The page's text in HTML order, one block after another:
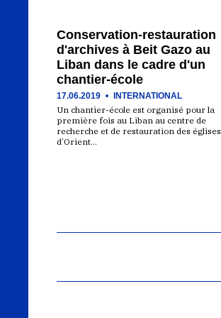
Conservation-restauration
d'archives à Beit Gazo au
Liban dans le cadre d'un
chantier-école
17.06.2019 INTERNATIONAL
Un chantier-école est organisé pour la
première fois au Liban au centre de
recherche et de restauration des églises
d’Orient…